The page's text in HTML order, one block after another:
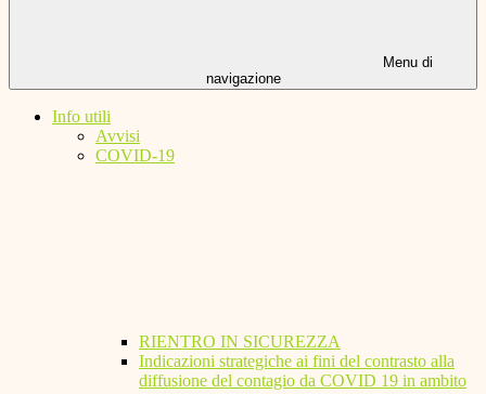
Menu di
navigazione
Info utili
Avvisi
COVID-19
RIENTRO IN SICUREZZA
Indicazioni strategiche ai fini del contrasto alla
diffusione del contagio da COVID 19 in ambito